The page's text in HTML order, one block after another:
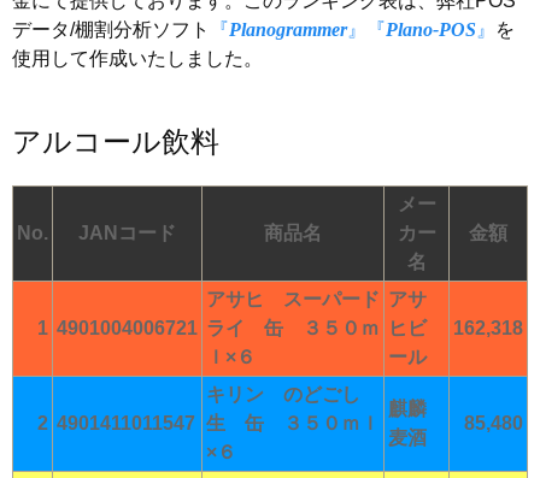
データ/棚割分析ソフト
『Planogrammer』 『Plano-POS 』
を
使用して作成いたしました。
アルコール飲料
No. JANコード 商品名
メー
カー
名
金額
1 4901004006721
アサヒ スーパード
ライ 缶 ３５０ｍ
ｌ×６
アサ
ヒビ
ール
162,318
2 4901411011547
キリン のどごし
生 缶 ３５０ｍｌ
×６
麒麟
麦酒
85,480